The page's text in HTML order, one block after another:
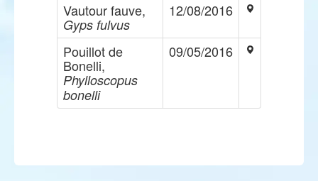
Vautour fauve,
Gyps fulvus
12/08/2016
Pouillot de
Bonelli,
Phylloscopus
bonelli
09/05/2016